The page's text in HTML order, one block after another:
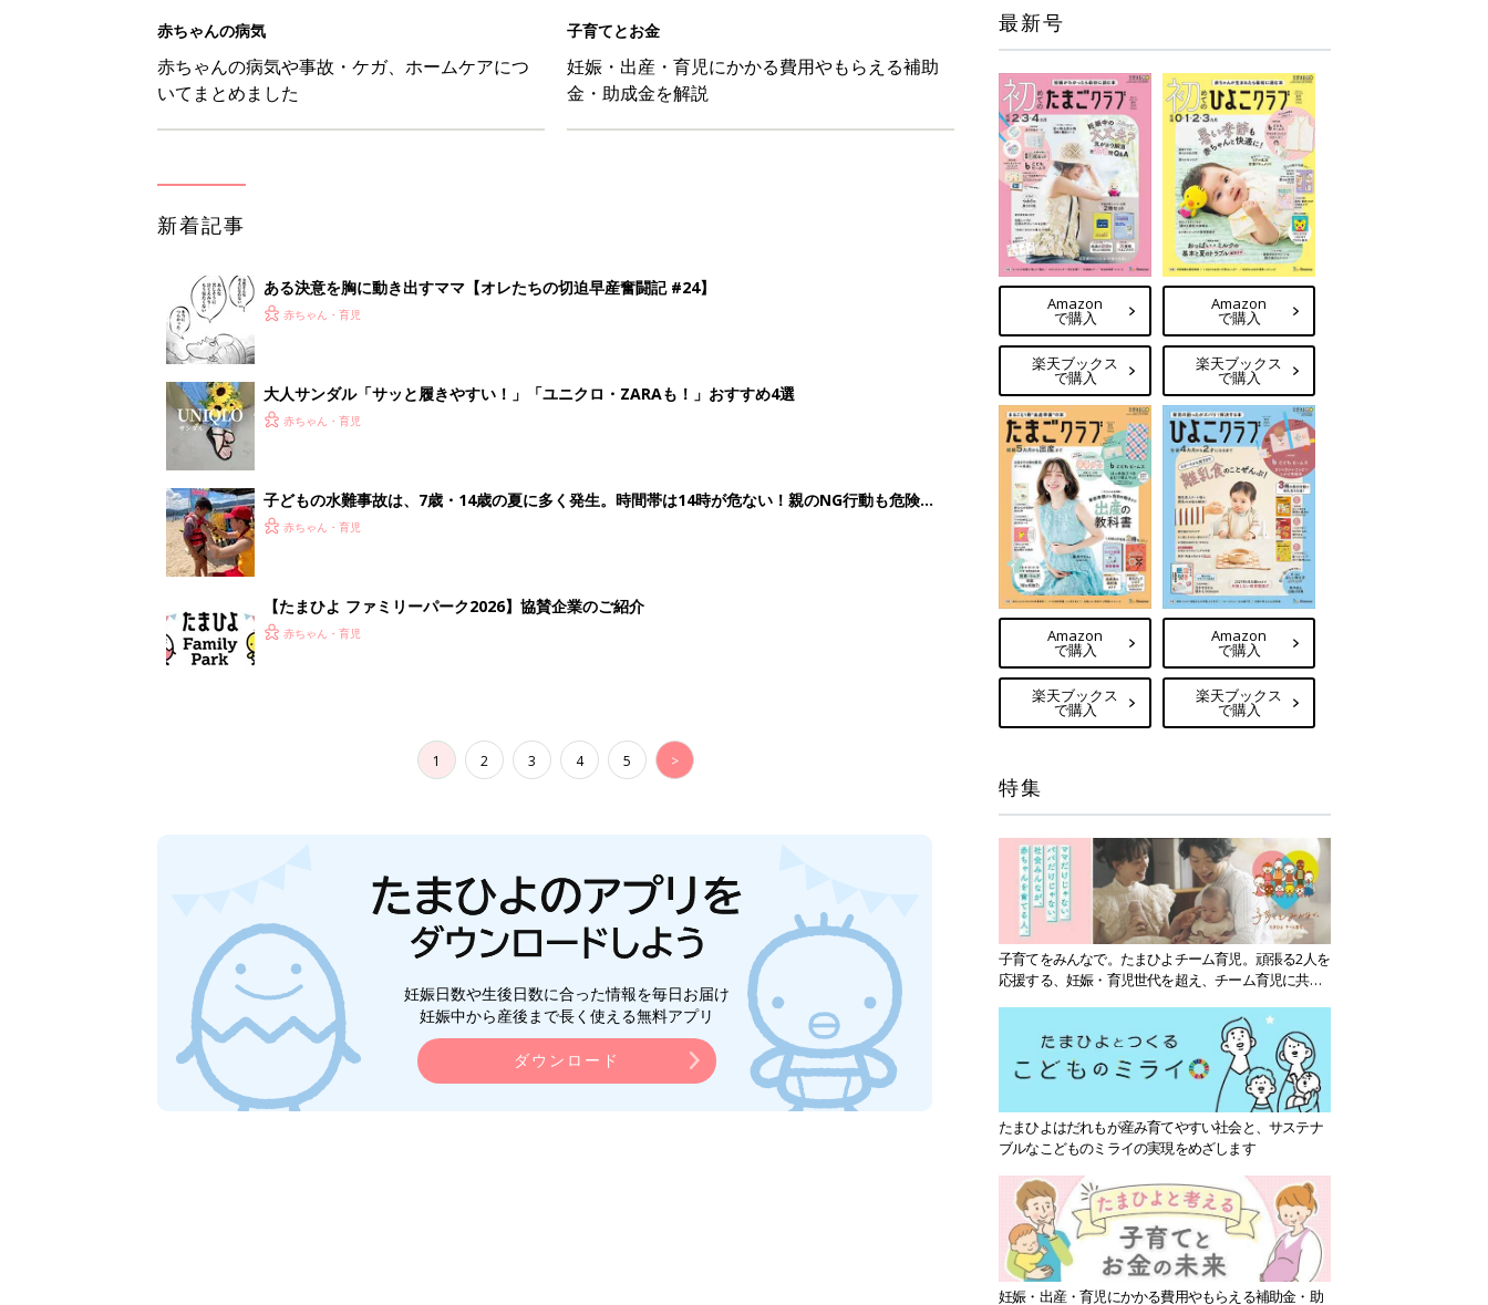
赤ちゃんの病気
赤ちゃんの病気や事故・ケガ、ホームケアにつ
いてまとめました
子育てとお金
妊娠・出産・育児にかかる費用やもらえる補助
金・助成金を解説
新着記事
ある決意を胸に動き出すママ【オレたちの切迫早産奮闘記 #24】
赤ちゃん・育児
大人サンダル「サッと履きやすい！」「ユニクロ・ZARAも！」おすすめ4選
赤ちゃん・育児
子どもの水難事故は、7歳・14歳の夏に多く発生。時間帯は14時が危ない！親のNG行動も危険を
まねく【専門家】
赤ちゃん・育児
【たまひよ ファミリーパーク2026】協賛企業のご紹介
赤ちゃん・育児
1 2 3 4 5 >
妊娠日数や生後日数に合った情報を毎日お届け
妊娠中から産後まで長く使える無料アプリ
ダウンロード
最新号
Amazon
で購入
楽天ブックス
で購入
Amazon
で購入
楽天ブックス
で購入
Amazon
で購入
楽天ブックス
で購入
Amazon
で購入
楽天ブックス
で購入
特集
子育てをみんなで。たまひよチーム育児。頑張る2人を
応援する、妊娠・育児世代を超え、チーム育児に共感
たまひよはだれもが産み育てやすい社会と、サステナ
ブルなこどものミライの実現をめざします
妊娠・出産・育児にかかる費用やもらえる補助金・助